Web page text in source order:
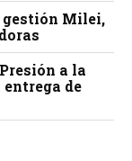
gestión Milei,
a la
de